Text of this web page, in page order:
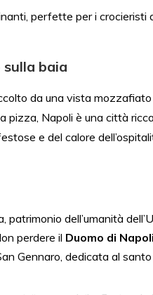
perfette per i crocieristi
sulla baia
da una vista
pizza, Napoli è una città
e del calore
dell’umanità
perdere il Duomo di Napoli
Gennaro, dedicata al